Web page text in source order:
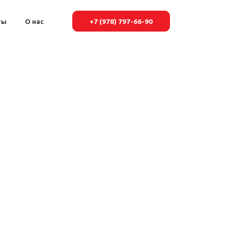
О нас +7 (978) 797-66-90